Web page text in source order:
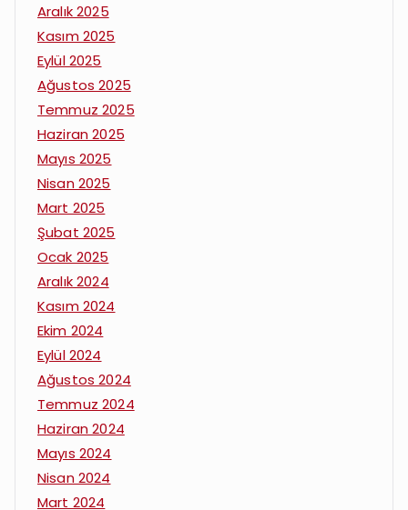
Aralık 2025
Kasım 2025
Eylül 2025
Ağustos 2025
Temmuz 2025
Haziran 2025
Mayıs 2025
Nisan 2025
Mart 2025
Şubat 2025
Ocak 2025
Aralık 2024
Kasım 2024
Ekim 2024
Eylül 2024
Ağustos 2024
Temmuz 2024
Haziran 2024
Mayıs 2024
Nisan 2024
Mart 2024